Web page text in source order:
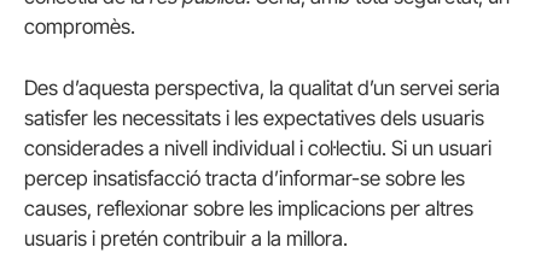
compromès.
Des d’aquesta perspectiva, la qualitat d’un servei seria
satisfer les necessitats i les expectatives dels usuaris
considerades a nivell individual i col·lectiu. Si un usuari
percep insatisfacció tracta d’informar-se sobre les
causes, reflexionar sobre les implicacions per altres
usuaris i pretén contribuir a la millora.